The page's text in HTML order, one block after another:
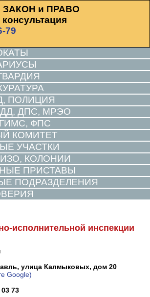
и ПРАВО
79
ПОЛИЦИЯ
ДПС, МРЭО
ФПС
КОМИТЕТ
УЧАСТКИ
КОЛОНИИ
ПРИСТАВЫ
ПОДРАЗДЕЛЕНИЯ
исполнительной инспекции
улица Калмыковых, дом 20
Google)
73